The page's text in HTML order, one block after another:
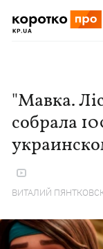
"Мавка.
собрала
ВИТАЛИЙ